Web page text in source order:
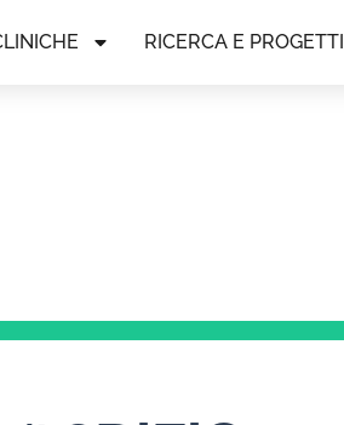
RICERCA E PROGETTI